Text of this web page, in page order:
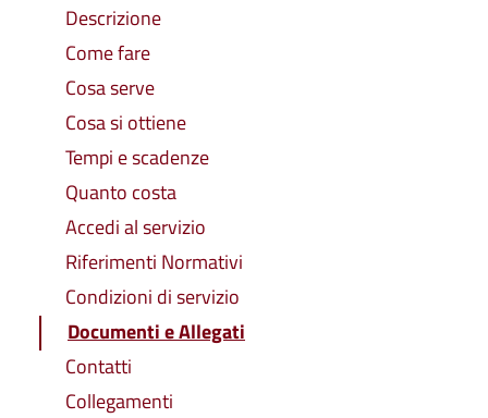
Descrizione
Come fare
Cosa serve
Cosa si ottiene
Tempi e scadenze
Quanto costa
Accedi al servizio
Riferimenti Normativi
Condizioni di servizio
Documenti e Allegati
Contatti
Collegamenti